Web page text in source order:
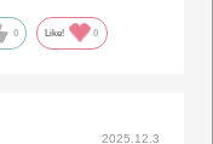
0 Like! 0
2025.12.3